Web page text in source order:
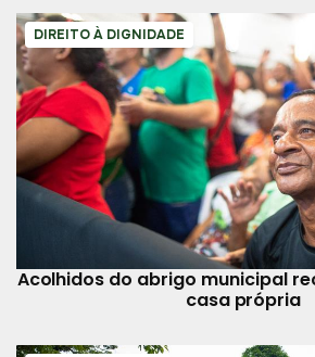
DIREITO À DIGNIDADE
Acolhidos do abrigo municipal
casa própria